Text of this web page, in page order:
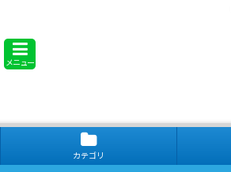
メニュー
カテゴリ